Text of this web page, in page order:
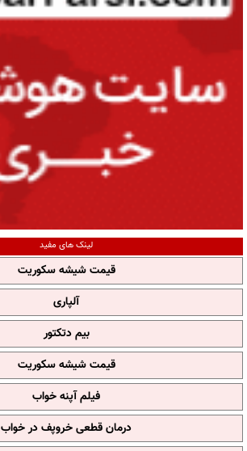
لینک های مفید
قیمت شیشه سکوریت
آلپاری
بیم دتکتور
قیمت شیشه سکوریت
فیلم آپنه خواب
درمان قطعی خروپف در خواب